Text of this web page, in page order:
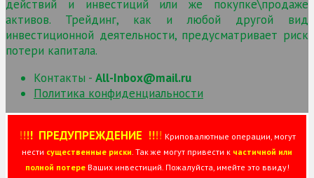
действий и инвестиций или же покупке\продаже
активов. Трейдинг, как и любой другой вид
инвестиционной деятельности, предусматривает риск
потери капитала.
Контакты - All-Inbox@mail.ru
Политика конфиденциальности
!!!!ПРЕДУПРЕЖДЕНИЕ !!!! Криповалютные операции, могут
нести существенные риски . Так же могут привести к частичной или
полной потереВаших инвестиций. Пожалуйста, имейте это ввиду!